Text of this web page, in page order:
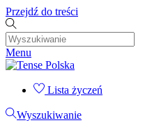
Przejdź do treści
Menu
Lista życzeń
Wyszukiwanie